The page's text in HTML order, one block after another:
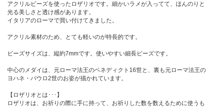
アクリルビーズを使ったロザリオです。細かいラメが入ってて、ほんのりと
光る美しさと透け感があります。
イタリアのローマで買い付けてきました。
アクリル素材のため、とても軽いのが特長的です。
ビーズサイズは、縦約7mmです。使いやすい細長ビーズです。
中心のメダイは、元ローマ法王のベネディクト16世と、裏も元ローマ法王の
ヨハネ・パウロ2世のお姿が描かれています。
【ロザリオとは･･･】
ロザリオは、お祈りの際に手に持って、お祈りした数を数えるために使うも